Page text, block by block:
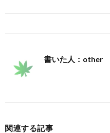
書いた人：other
関連する記事